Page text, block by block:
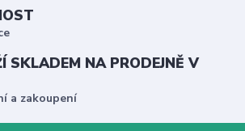
SKLADEM NA PRODEJNĚ V
a zakoupení